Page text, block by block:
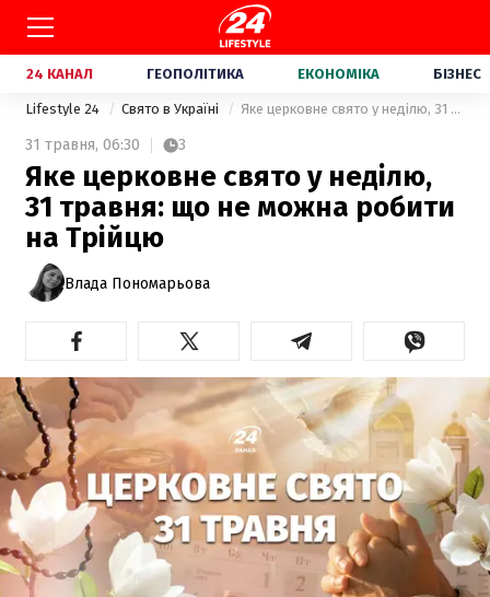
24 КАНАЛ ГЕОПОЛІТИКА ЕКОНОМІКА БІЗНЕС
Lifestyle 24 Свято в Україні Яке церковне свято у неділю, 31 травня: що не можна робити на Трійцю
31 травня, 06:30 3
Яке церковне свято у неділю,
31 травня: що не можна робити
на Трійцю
Влада Пономарьова